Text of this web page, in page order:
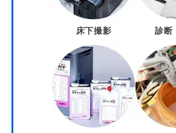
床下撮影 診断